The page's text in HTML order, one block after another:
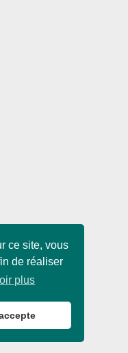
ce site, vous
de réaliser
plus